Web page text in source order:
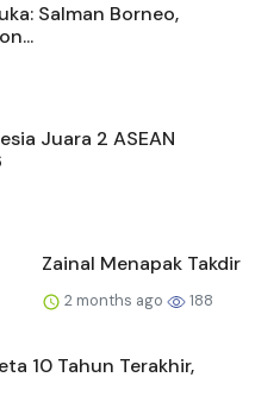
Salman Borneo,
Juara 2 ASEAN
Zainal Menapak Takdir
2 months ago 188
10 Tahun Terakhir,